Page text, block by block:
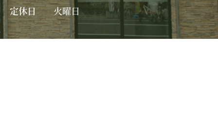
定休日
火曜日